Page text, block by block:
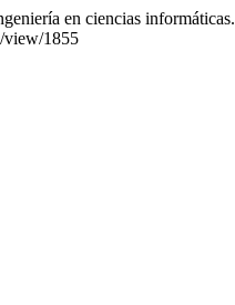
en ciencias informáticas.
view/1855